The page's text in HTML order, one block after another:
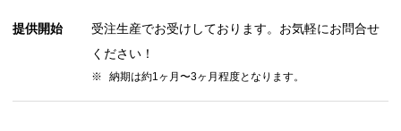
提供開始
受注生産でお受けしております。お気軽にお問合せ
ください！
納期は約1ヶ月〜3ヶ月程度となります。